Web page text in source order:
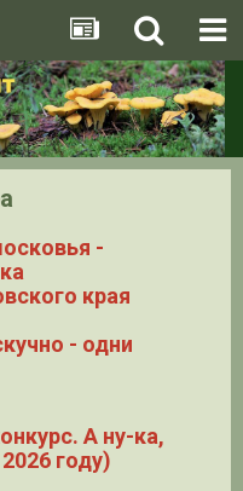
-
края
- одни
А ну-ка,
году)